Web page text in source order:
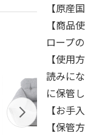
【原産
【商
ロープ
【使用
読みに
に保管
【お手
【保管